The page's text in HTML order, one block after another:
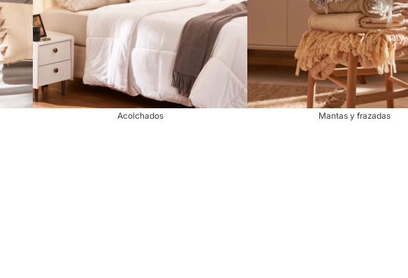
Acolchados Mantas y frazadas